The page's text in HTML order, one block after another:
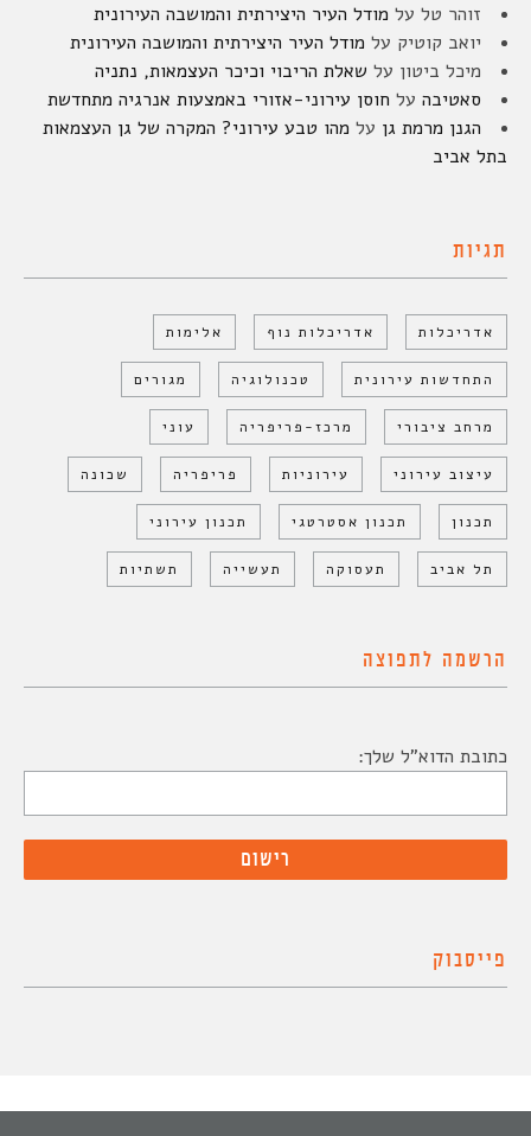
זוהר טל על מודל העיר היצירתית והמושבה העירונית
יואב קוטיק על מודל העיר היצירתית והמושבה העירונית
מיכל ביטון על שאלת הריבוי וכיכר העצמאות, נתניה
סאטיבה על חוסן עירוני-אזורי באמצעות אנרגיה מתחדשת
הגנן מרמת גן על מהו טבע עירוני? המקרה של גן העצמאות
בתל אביב
תגיות
אדריכלות אדריכלות נוף אלימות
התחדשות עירונית טכנולוגיה מגורים
מרחב ציבורי מרכז-פריפריה עוני
עיצוב עירוני עירוניות פריפריה שכונה
תכנון תכנון אסטרטגי תכנון עירוני
תל אביב תעסוקה תעשייה תשתיות
הרשמה לתפוצה
כתובת הדוא"ל שלך:
פייסבוק